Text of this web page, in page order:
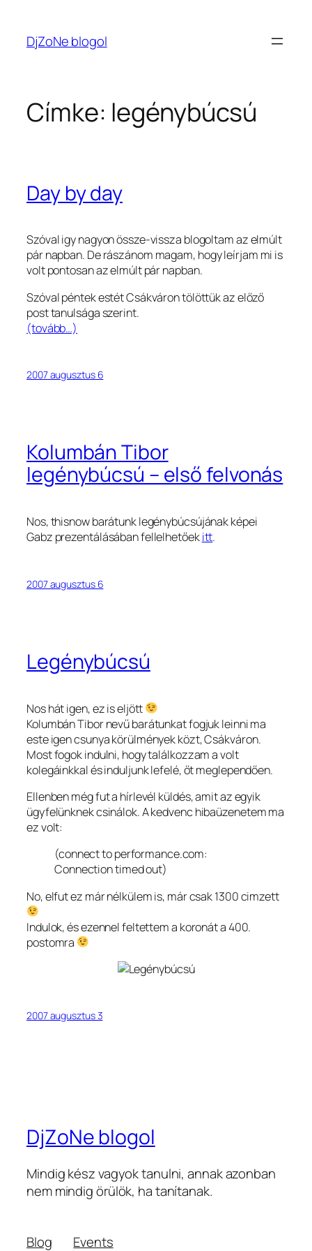
tartalomhoz
DjZoNe blogol
Címke: legénybúcsú
Day by day
Szóval igy nagyon össze-vissza blogoltam az elmúlt
pár napban. De rászánom magam, hogy leírjam mi is
volt pontosan az elmúlt pár napban.
Szóval péntek estét Csákváron tölöttük az előző
post tanulsága szerint.
(tovább…)
2007 augusztus 6
Kolumbán Tibor
legénybúcsú – első felvonás
Nos, thisnow barátunk legénybúcsújának képei
Gabz prezentálásában fellelhetőekitt.
2007 augusztus 6
Legénybúcsú
Nos hát igen, ez is eljött
Kolumbán Tibor nevű barátunkat fogjuk leinni ma
este igen csunya körülmények közt, Csákváron.
Most fogok indulni, hogy találkozzam a volt
kolegáinkkal és induljunk lefelé, őt meglependően.
Ellenben még fut a hírlevél küldés, amit az egyik
ügyfelünknek csinálok. A kedvenc hibaüzenetem ma
ez volt:
(connect to performance.com:
Connection timed out)
No, elfut ez már nélkülem is, már csak 1300 cimzett
Indulok, és ezennel feltettem a koronát a 400.
postomra
2007 augusztus 3
DjZoNe blogol
Mindig kész vagyok tanulni, annak azonban
nem mindig örülök, ha tanítanak.
Blog
Events